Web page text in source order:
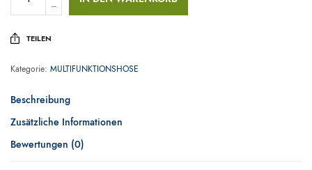
TEILEN
Kategorie: MULTIFUNKTIONSHOSE
Beschreibung
Zusätzliche Informationen
Bewertungen (0)